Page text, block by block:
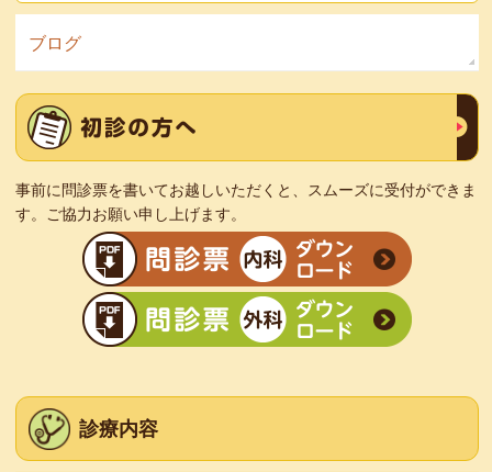
ブログ
事前に問診票を書いてお越しいただくと、スムーズに受付ができま
す。ご協力お願い申し上げます。
診療内容